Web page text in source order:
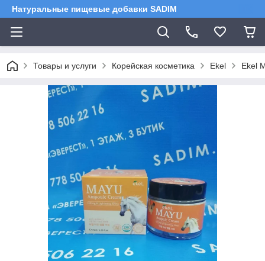
Натуральные пищевые добавки SADIM
Товары и услуги Корейская косметика Ekel Ekel